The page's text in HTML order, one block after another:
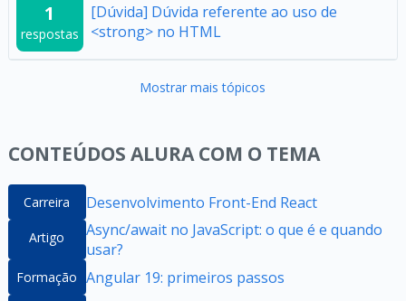
1
respostas
[Dúvida] Dúvida referente ao uso de
<strong> no HTML
Mostrar mais tópicos
CONTEÚDOS ALURA COM O TEMA
Carreira Desenvolvimento Front-End React
Artigo
Async/await no JavaScript: o que é e quando
usar?
Formação Angular 19: primeiros passos